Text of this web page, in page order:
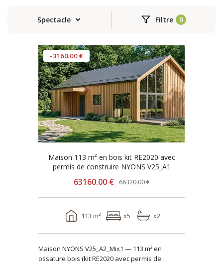
Spectacle Filtre
-3160.00 €
Maison 113 m² en bois kit RE2020 avec
permis de construire NYONS V25_A1
63160.00 € 66320.00 €
113 m² x5 x2
Maison NYONS V25_A2_Mix1 — 113 m² en
ossature bois (kit RE2020 avec permis de